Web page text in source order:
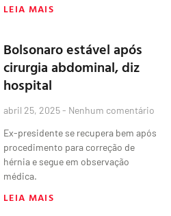
LEIA MAIS
Bolsonaro estável após
cirurgia abdominal, diz
hospital
abril 25, 2025 Nenhum comentário
Ex-presidente se recupera bem após
procedimento para correção de
hérnia e segue em observação
médica.
LEIA MAIS